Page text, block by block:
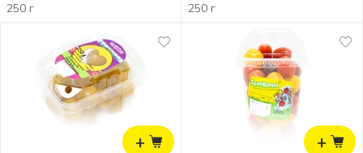
250 г 250 г
+ +